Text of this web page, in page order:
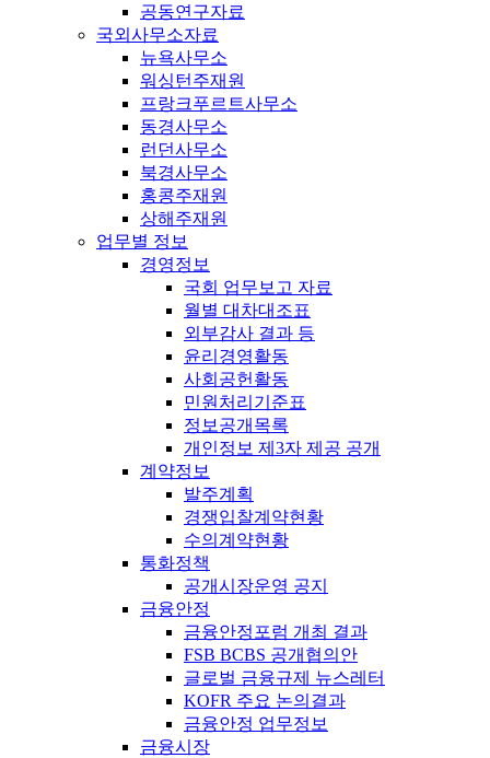
공동연구자료
국외사무소자료
뉴욕사무소
워싱턴주재원
프랑크푸르트사무소
동경사무소
런던사무소
북경사무소
홍콩주재원
상해주재원
업무별 정보
경영정보
국회 업무보고 자료
월별 대차대조표
외부감사 결과 등
윤리경영활동
사회공헌활동
민원처리기준표
정보공개목록
개인정보 제3자 제공 공개
계약정보
발주계획
경쟁입찰계약현황
수의계약현황
통화정책
공개시장운영 공지
금융안정
금융안정포럼 개최 결과
FSB BCBS 공개협의안
글로벌 금융규제 뉴스레터
KOFR 주요 논의결과
금융안정 업무정보
금융시장